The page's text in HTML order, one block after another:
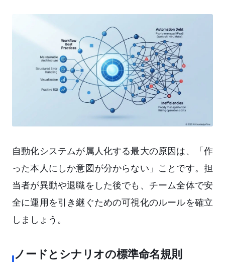
自動化システムが属人化する最大の原因は、「作
った本人にしか意図が分からない」ことです。担
当者が異動や退職をした後でも、チーム全体で安
全に運用を引き継ぐための可視化のルールを確立
しましょう。
ノードとシナリオの標準命名規則